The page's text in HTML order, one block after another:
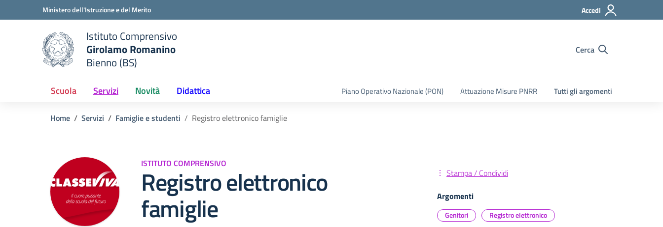
Vai ai contenuti
Vai al menu di navigazioneMinistero dell'Istruzione e del Merito Accedi
scuola
Istituto Comprensivo
Girolamo Romanino
Bienno (BS)
Cerca
Scuola Servizi Novità Didattica Piano Operativo Nazionale (PON) Attuazione Misure PNRR Tutti gli argomenti
Home Servizi Famiglie e studenti Registro elettronico famiglie
ISTITUTO COMPRENSIVO
Registro elettronico
famiglie
Stampa / Condividi
Argomenti
Genitori Registro elettronico